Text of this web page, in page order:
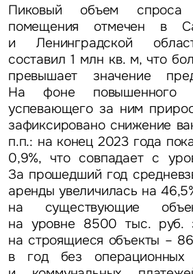
Пиковый объем спроса
помещения отмечен в
и Ленинградской
составил 1 млн кв. м, что
превышает значение
На фоне
успевающего за ним
зафиксировано снижение
п.п.: на конец 2023 года
0,9%, что совпадает с
За прошедший год
аренды увеличилась на
на существующие
на уровне 8500 тыс. руб.
на строящиеся объекты –
в год без